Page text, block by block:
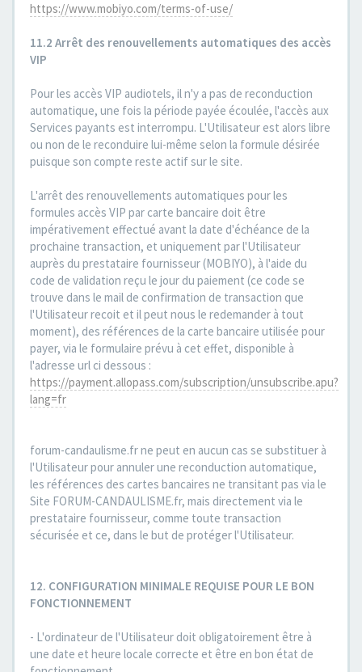
https://www.mobiyo.com/terms-of-use/
11.2 Arrêt des renouvellements automatiques des accès
VIP
Pour les accès VIP audiotels, il n'y a pas de reconduction
automatique, une fois la période payée écoulée, l'accès aux
Services payants est interrompu. L'Utilisateur est alors libre
ou non de le reconduire lui-même selon la formule désirée
puisque son compte reste actif sur le site.
L'arrêt des renouvellements automatiques pour les
formules accès VIP par carte bancaire doit être
impérativement effectué avant la date d'échéance de la
prochaine transaction, et uniquement par l'Utilisateur
auprès du prestataire fournisseur (MOBIYO), à l'aide du
code de validation reçu le jour du paiement (ce code se
trouve dans le mail de confirmation de transaction que
l'Utilisateur recoit et il peut nous le redemander à tout
moment), des références de la carte bancaire utilisée pour
payer, via le formulaire prévu à cet effet, disponible à
l'adresse url ci dessous :
https://payment.allopass.com/subscription/unsubscribe.apu?
lang=fr
forum-candaulisme.fr ne peut en aucun cas se substituer à
l'Utilisateur pour annuler une reconduction automatique,
les références des cartes bancaires ne transitant pas via le
Site FORUM-CANDAULISME.fr, mais directement via le
prestataire fournisseur, comme toute transaction
sécurisée et ce, dans le but de protéger l'Utilisateur.
12. CONFIGURATION MINIMALE REQUISE POUR LE BON
FONCTIONNEMENT
- L'ordinateur de l'Utilisateur doit obligatoirement être à
une date et heure locale correcte et être en bon état de